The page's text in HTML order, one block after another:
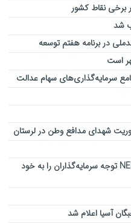
نقاط کشور
شد
در برنامه هفتم توسعه
است
سرمایه‌گذاری‌های سهام عدالت
شهدای مدافع وطن در لرستان
میم‌کوین جدیدی در سولانا به نام NEIRO توجه سرمایه‌گذاران را به خود
آسیا اعلام شد